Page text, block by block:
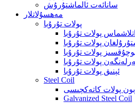
سانائەت ئالماشتۇرۇش
مەھسۇلاتلار
پولات تۇرۇبا
پولات تۇرۇبا
پولات تۇرۇبا
پولات تۇرۇبا
پولات تۇرۇبا
ئېنىق پولات تۇرۇبا
Steel Coil
پولات كاتەكچىسى
Galvanized Steel Coil